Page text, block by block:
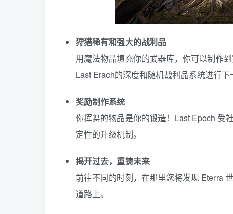
狩猎稀有和强大的战利品
用魔法物品填充你的武器库，你可以制作
Last Erach的深度和随机战利品系统进行下
奖励制作系统
你挥舞的物品是你的锻造！Last Epoch 受
定性的升级机制。
揭开过去，重铸未来
前往不同的时刻，在那里您将发现 Eterra
道路上。